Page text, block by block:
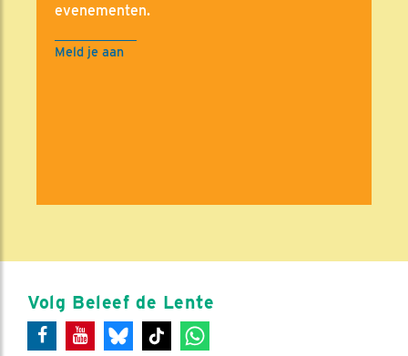
evenementen.
Meld je aan
Volg Beleef de Lente